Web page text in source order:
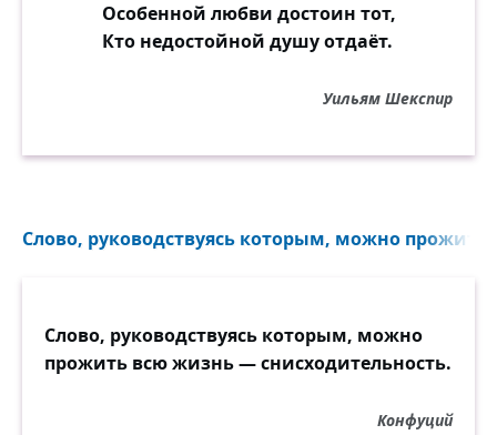
Особенной любви достоин тот,
Кто недостойной душу отдаёт.
Уильям Шекспир
Слово, руководствуясь которым, можно
Слово, руководствуясь которым, можно
прожить всю жизнь — снисходительность.
Конфуций